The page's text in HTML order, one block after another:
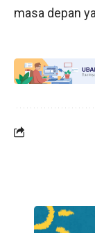
masa depan